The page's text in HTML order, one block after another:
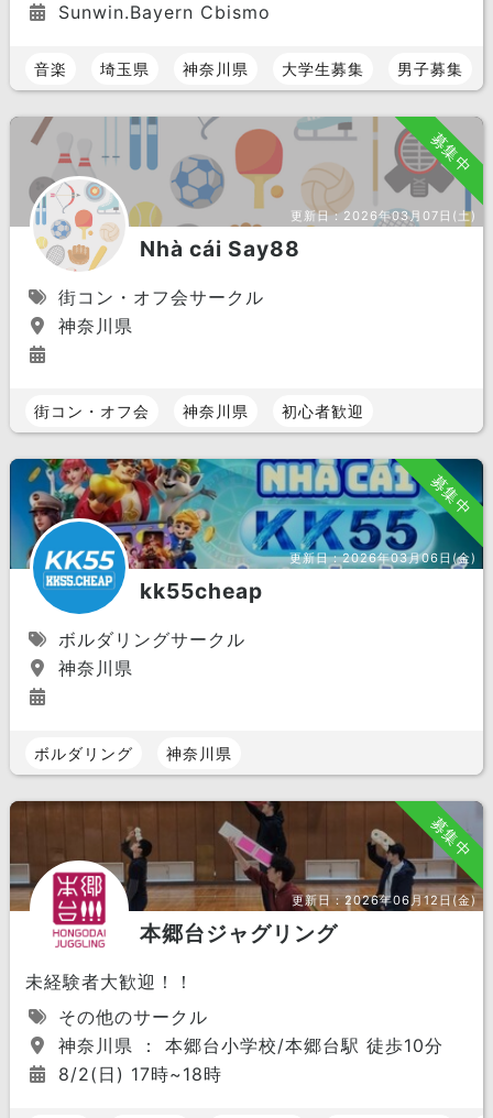
Sunwin.Bayern Cbismo
音楽 埼玉県 神奈川県 大学生募集 男子募集
募集中
更新日：2026年03月07日(土)
Nhà cái Say88
街コン・オフ会サークル
神奈川県
街コン・オフ会 神奈川県 初心者歓迎
募集中
更新日：2026年03月06日(金)
kk55cheap
ボルダリングサークル
神奈川県
ボルダリング 神奈川県
募集中
更新日：2026年06月12日(金)
本郷台ジャグリング
未経験者大歓迎！！
その他のサークル
神奈川県 ： 本郷台小学校/本郷台駅 徒歩10分
8/2(日) 17時~18時